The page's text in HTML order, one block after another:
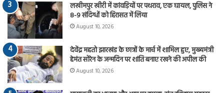
लखीमपुर खीरी में कांवड़ियों पर पथराव, एक घायल, पुलिस ने
8-9 संदिग्धों को हिरासत में लिया
August 10, 2026
देवेंद्र महतो झारखंड के छात्रों के मार्च में शामिल हुए, मुख्यमंत्री
हेमंत सोरेन के जन्मदिन पर शांति बनाए रखने की अपील की
August 10, 2026